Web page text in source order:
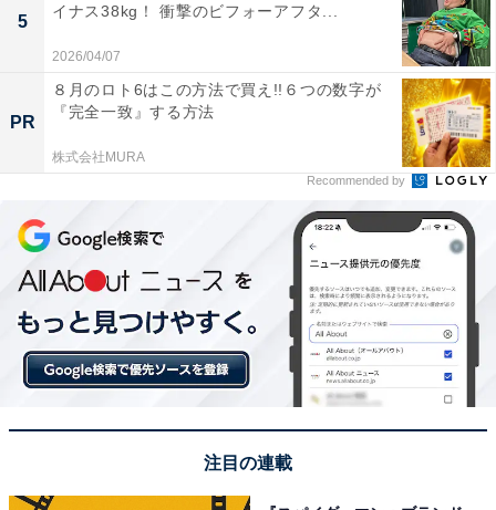
5
イナス38kg！ 衝撃のビフォーアフタ...
2026/04/07
PR
８月のロト6はこの方法で買え!!６つの数字が
『完全一致』する方法
株式会社MURA
Recommended by
注目の連載